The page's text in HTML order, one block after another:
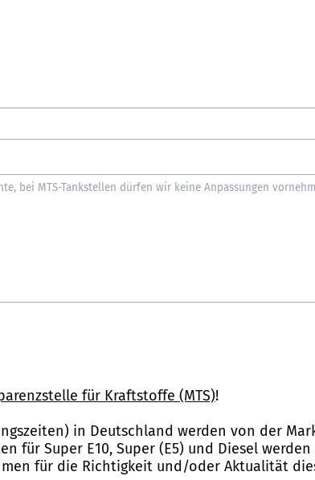
für Kraftstoffe (MTS)!
in Deutschland werden von der
für Super E10, Super (E5) und Diesel
für die Richtigkeit und/oder Aktualität